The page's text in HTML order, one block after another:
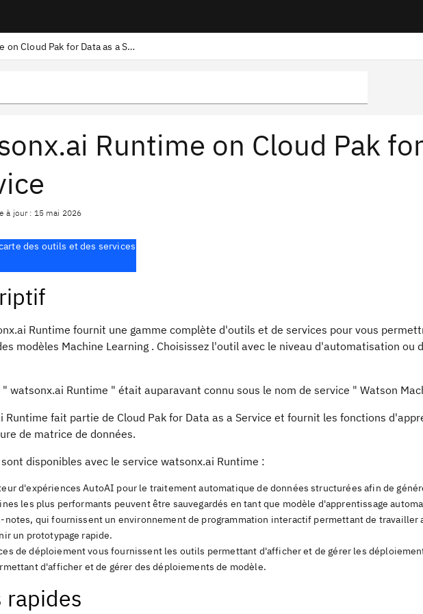
watsonx.ai Runtime on Cloud Pak for Data as a Service
Runtime on Cloud Pak
à jour : 15 mai 2026
des outils et des services
Runtime fournit une gamme complète d'outils et de services pour vous
modèles Machine Learning . Choisissez l'outil avec le niveau d'automatisation ou
" watsonx.ai Runtime " était auparavant connu sous le nom de service " Watson
Runtime fait partie de Cloud Pak for Data as a Service et fournit les fonctions
de matrice de données.
disponibles avec le service watsonx.ai Runtime :
d'expériencesAutoAI pour le traitement automatique de données structurées afin de
les plus performants peuvent être sauvegardés en tant que modèle d'apprentissage
notes, qui fournissent un environnement de programmation interactif permettant de travailler
un prototypage rapide.
de déploiement vous fournissent les outils permettant d'afficher et de gérer les
d'afficher et de gérer des déploiements de modèle.
rapides